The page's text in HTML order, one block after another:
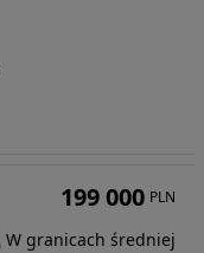
199 000 PLN
W granicach średniej